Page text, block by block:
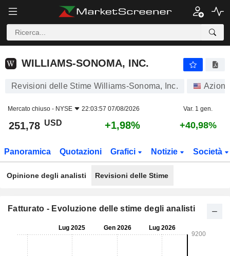
WILLIAMS-SONOMA, INC.
WILLIAMS-SONOMA, INC.
Revisioni delle Stime Williams-Sonoma, Inc. Azioni
Mercato chiuso - NYSE 22:03:57 07/08/2026 Var. 1 gen.
251,78 USD +1,98% +40,98%
Panoramica Quotazioni Grafici Notizie Società
Opinione degli analisti Revisioni delle Stime
Fatturato - Evoluzione delle stime degli analisti